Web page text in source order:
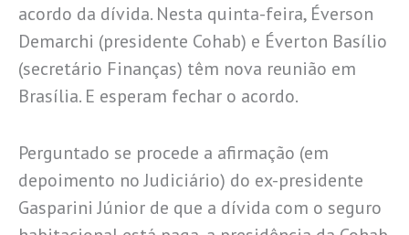
acordo da dívida. Nesta quinta-feira, Éverson
Demarchi (presidente Cohab) e Éverton Basílio
(secretário Finanças) têm nova reunião em
Brasília. E esperam fechar o acordo.
Perguntado se procede a afirmação (em
depoimento no Judiciário) do ex-presidente
Gasparini Júnior de que a dívida com o seguro